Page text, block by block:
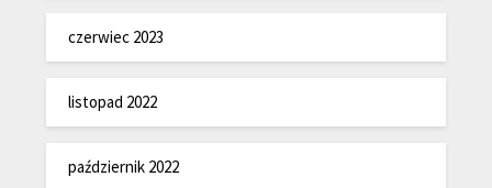
czerwiec 2023
listopad 2022
październik 2022